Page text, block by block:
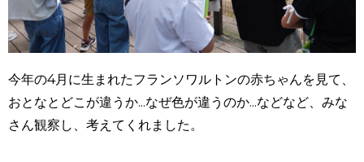
今年の4月に生まれたフランソワルトンの赤ちゃんを見て、
おとなとどこが違うか...なぜ色が違うのか...などなど、みな
さん観察し、考えてくれました。